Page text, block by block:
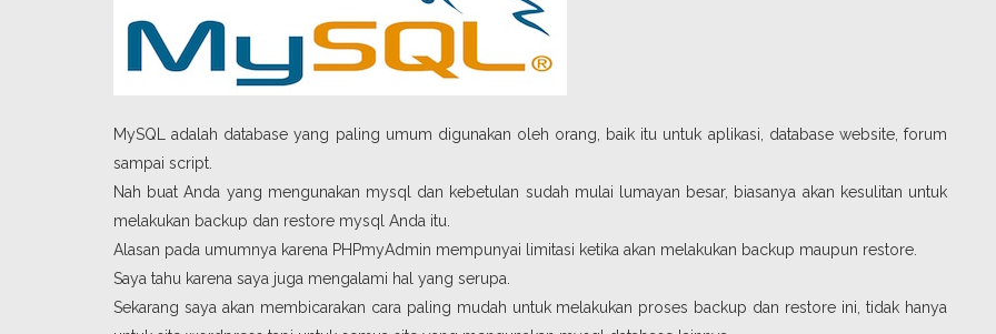
MySQL adalah database yang paling umum digunakan oleh orang, baik itu untuk aplikasi, database website, forum
sampai script.
Nah buat Anda yang mengunakan mysql dan kebetulan sudah mulai lumayan besar, biasanya akan kesulitan untuk
melakukan backup dan restore mysql Anda itu.
Alasan pada umumnya karena PHPmyAdmin mempunyai limitasi ketika akan melakukan backup maupun restore.
Saya tahu karena saya juga mengalami hal yang serupa.
Sekarang saya akan membicarakan cara paling mudah untuk melakukan proses backup dan restore ini, tidak hanya